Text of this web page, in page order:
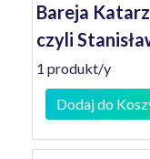
Bareja
czyli
1 produkt/y
Dodaj do